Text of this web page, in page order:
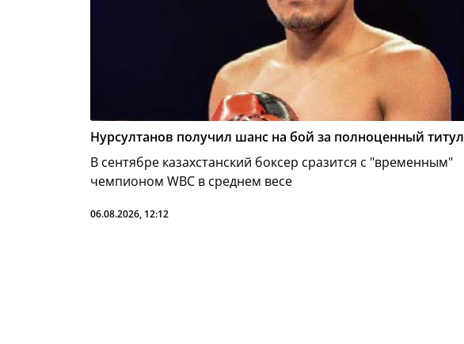
Нурсултанов получил шанс на бой за полноценный титул
В сентябре казахстанский боксер сразится с "временным"
чемпионом WBC в среднем весе
06.08.2026, 12:12